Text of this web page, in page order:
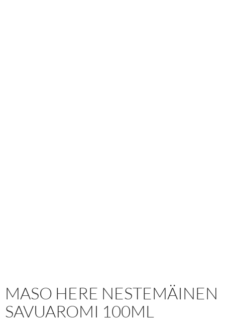
MASO HERE NESTEMÄINEN
SAVUAROMI 100ML